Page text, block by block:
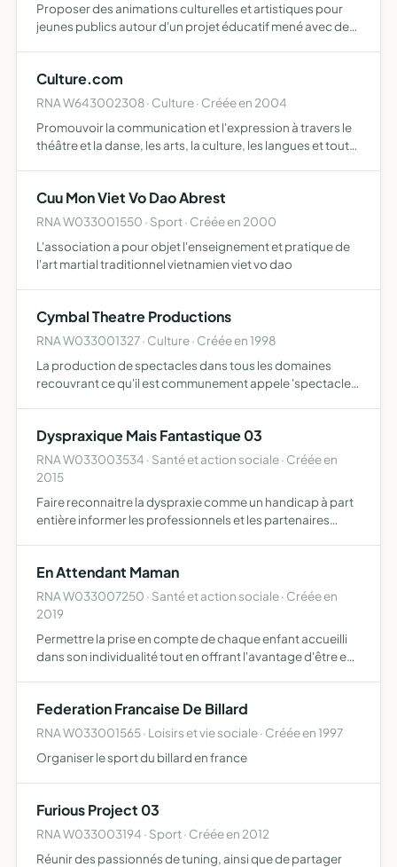
Proposer des animations culturelles et artistiques pour
jeunes publics autour d'un projet éducatif mené avec des
Culture.com
RNA W643002308 · Culture · Créée en 2004
Promouvoir la communication et l'expression à travers le
théâtre et la danse, les arts, la culture, les langues et tout
Cuu Mon Viet Vo Dao Abrest
RNA W033001550 · Sport · Créée en 2000
L'association a pour objet l'enseignement et pratique de
l'art martial traditionnel vietnamien viet vo dao
Cymbal Theatre Productions
RNA W033001327 · Culture · Créée en 1998
La production de spectacles dans tous les domaines
recouvrant ce qu'il est communement appele 'spectacle
Dyspraxique Mais Fantastique 03
RNA W033003534 · Santé et action sociale · Créée en
2015
Faire reconnaitre la dyspraxie comme un handicap à part
entière informer les professionnels et les partenaires
En Attendant Maman
RNA W033007250 · Santé et action sociale · Créée en
2019
Permettre la prise en compte de chaque enfant accueilli
dans son individualité tout en offrant l'avantage d'être en
Federation Francaise De Billard
RNA W033001565 · Loisirs et vie sociale · Créée en 1997
Organiser le sport du billard en france
Furious Project 03
RNA W033003194 · Sport · Créée en 2012
Réunir des passionnés de tuning, ainsi que de partager